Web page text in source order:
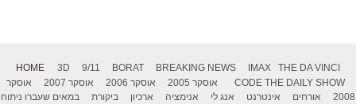
HOME 3D 9/11 BORAT BREAKING NEWS IMAX
THE DA VINCI
CODE THE DAILY SHOW אוסקר 2005 אוסקר 2006 אוסקר 2007
אוסקר
2008
אורחים אינטרנט אנג לי אנימציה ארכיון ביקורת
במאים שעברו ניתוח